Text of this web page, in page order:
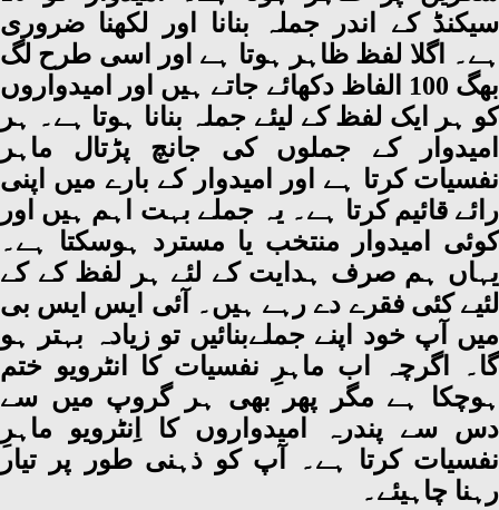
سیکنڈ کے اندر جملہ بنانا اور لکھنا ضروری
ہے۔ اگلا لفظ ظاہر ہوتا ہے اور اسی طرح لگ
بھگ 100 الفاظ دکھائے جاتے ہیں اور امیدواروں
کو ہر ایک لفظ کے لیئے جملہ بنانا ہوتا ہے۔ ہر
امیدوار کے جملوں کی جانچ پڑتال ماہر
نفسیات کرتا ہے اور امیدوار کے بارے میں اپنی
رائے قائیم کرتا ہے۔ یہ جملے بہت اہم ہیں اور
کوئی امیدوار منتخب یا مسترد ہوسکتا ہے۔
یہاں ہم صرف ہدایت کے لئے ہر لفظ کے کے
لئیے کئی فقرے دے رہے ہیں۔ آئی ایس ایس بی
میں آپ خود اپنے جملےبنائیں تو زیادہ بہتر ہو
گا۔ اگرچہ اب ماہرِ نفسیات کا انٹرویو ختم
ہوچکا ہے مگر پھر بھی ہر گروپ میں سے
دس سے پندرہ امیدواروں کا اِنٹرویو ماہرِ
نفسیات کرتا ہے۔ آپ کو ذہنی طور پر تیار
رہنا چاہیئے۔